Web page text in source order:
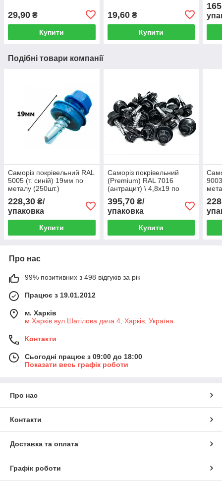
29,90 ₴
Купити
19,60₴
Купити
Подібні товари компанії
Саморіз покрівельний RAL
5005 (т. синій) 19мм по
металу (250шт.)
228,30 ₴/
упаковка
Купити
Саморіз покрівельний
(Premium) RAL 7016
(антрацит) \ 4,8х19 по
металу ТАЙВАНЬ (250шт.)
395,70₴/
упаковка
Купити
Про нас
99% позитивних з 498 відгуків за рік
Працює з 19.01.2012
м. Харків
м.Харків вул.Шатілова дача 4, Харків, Україна
Контакти
Сьогодні працює з 09:00 до 18:00
Показати весь графік роботи
Про нас
Контакти
Доставка та оплата
Графік роботи